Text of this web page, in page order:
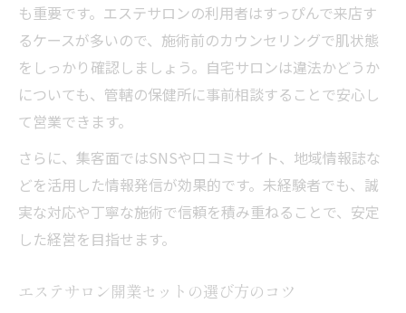
も重要です。エステサロンの利用者はすっぴんで来店す
るケースが多いので、施術前のカウンセリングで肌状態
をしっかり確認しましょう。自宅サロンは違法かどうか
についても、管轄の保健所に事前相談することで安心し
て営業できます。
さらに、集客面ではSNSや口コミサイト、地域情報誌な
どを活用した情報発信が効果的です。未経験者でも、誠
実な対応や丁寧な施術で信頼を積み重ねることで、安定
した経営を目指せます。
エステサロン開業セットの選び方のコツ